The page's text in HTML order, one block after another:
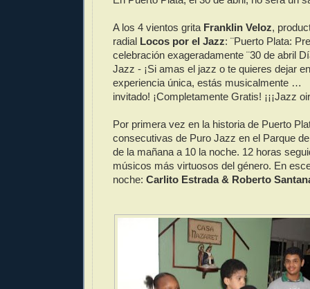
A los 4 vientos grita Franklin Veloz,
radial Locos por el Jazz: ¨Puerto Plata:
celebración exageradamente ¨30 de abril
Jazz - ¡Si amas el jazz o te quieres dejar
experiencia única, estás musicalmente …
invitado! ¡Completamente Gratis! ¡¡¡Jazz
Por primera vez en la historia de Puerto
consecutivas de Puro Jazz en el Parque
de la mañana a 10 la noche. 12 horas
músicos más virtuosos del género. En
noche: Carlito Estrada & Roberto